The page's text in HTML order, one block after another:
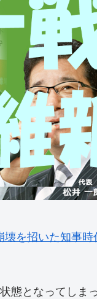
壊を招いた知事
態となってしま